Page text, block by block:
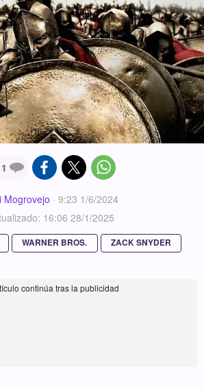
1
Mogrovejo · 9:23 1/6/2024
16:06 28/1/2025
WARNER BROS. ZACK SNYDER